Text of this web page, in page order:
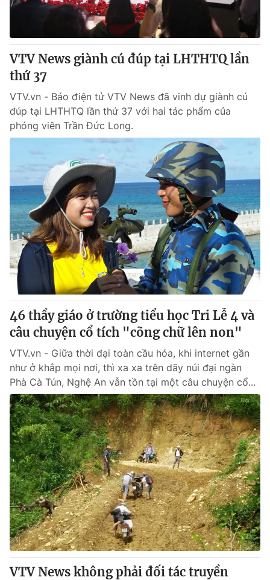
VTV News giành cú đúp tại LHTHTQ lần
thứ 37
VTV.vn - Báo điện tử VTV News đã vinh dự giành cú
đúp tại LHTHTQ lần thứ 37 với hai tác phẩm của
phóng viên Trần Đức Long.
46 thầy giáo ở trường tiểu học Tri Lễ 4 và
câu chuyện cổ tích "cõng chữ lên non"
VTV.vn - Giữa thời đại toàn cầu hóa, khi internet gần
như ở khắp mọi nơi, thì xa xa trên dãy núi đại ngàn
Phà Cà Tún, Nghệ An vẫn tồn tại một câu chuyện cổ...
VTV News không phải đối tác truyền